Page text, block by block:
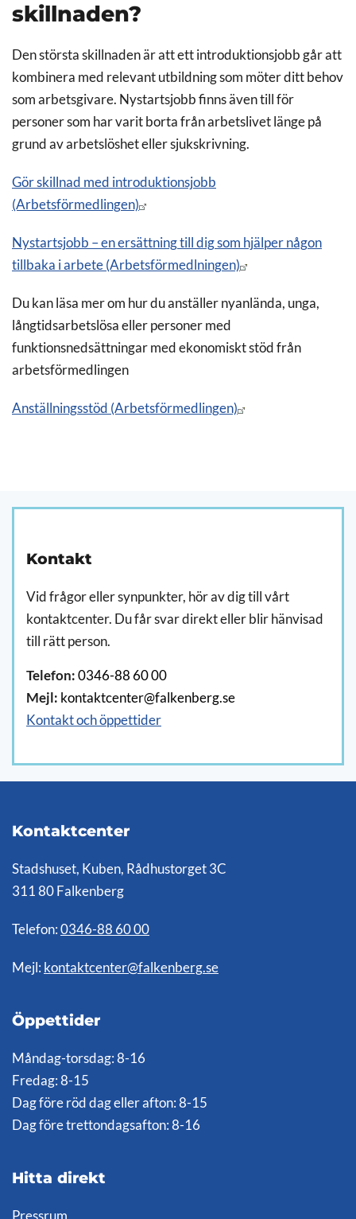
skillnaden?
Den största skillnaden är att ett introduktionsjobb går att
kombinera med relevant utbildning som möter ditt behov
som arbetsgivare. Nystartsjobb finns även till för
personer som har varit borta från arbetslivet länge på
grund av arbetslöshet eller sjukskrivning.
Gör skillnad med introduktionsjobb
(Arbetsförmedlingen)
Nystartsjobb – en ersättning till dig som hjälper någon
tillbaka i arbete (Arbetsförmedlningen)
Du kan läsa mer om hur du anställer nyanlända, unga,
långtidsarbetslösa eller personer med
funktionsnedsättningar med ekonomiskt stöd från
arbetsförmedlingen
Anställningsstöd (Arbetsförmedlingen)
Kontakt
Vid frågor eller synpunkter, hör av dig till vårt
kontaktcenter. Du får svar direkt eller blir hänvisad
till rätt person.
Telefon: 0346-88 60 00
Mejl: kontaktcenter@falkenberg.se
Kontakt och öppettider
Kontaktcenter
Stadshuset, Kuben, Rådhustorget 3C
311 80 Falkenberg
Telefon: 0346-88 60 00
Mejl: kontaktcenter@falkenberg.se
Öppettider
Måndag-torsdag: 8-16
Fredag: 8-15
Dag före röd dag eller afton: 8-15
Dag före trettondagsafton: 8-16
Hitta direkt
Pressrum